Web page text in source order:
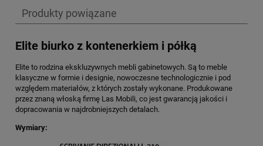
Produkty powiązane
Elite biurko z kontenerkiem i półką
Elite to rodzina ekskluzywnych mebli gabinetowych. Są to meble
klasyczne w formie i designie, nowoczesne technologicznie i pod
względem materiałów, z których zostały wykonane. Produkowane
przez znaną włoską firmę Las Mobili, co jest gwarancją jakości i
dopracowania w najdrobniejszych detalach.
Wymiary: